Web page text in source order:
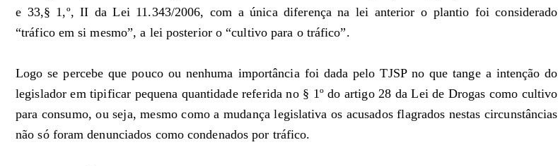
e 33,§ 1,º, II da Lei 11.343/2006, com a única diferença na lei anterior o plantio foi considerado
“tráfico em si mesmo”, a lei posterior o “cultivo para o tráfico”.
Logo se percebe que pouco ou nenhuma importância foi dada pelo TJSP no que tange a intenção do
legislador em tipificar pequena quantidade referida no § 1º do artigo 28 da Lei de Drogas como cultivo
para consumo, ou seja, mesmo como a mudança legislativa os acusados flagrados nestas circunstâncias
não só foram denunciados como condenados por tráfico.